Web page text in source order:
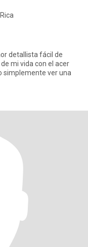
detallista fácil de
ver una